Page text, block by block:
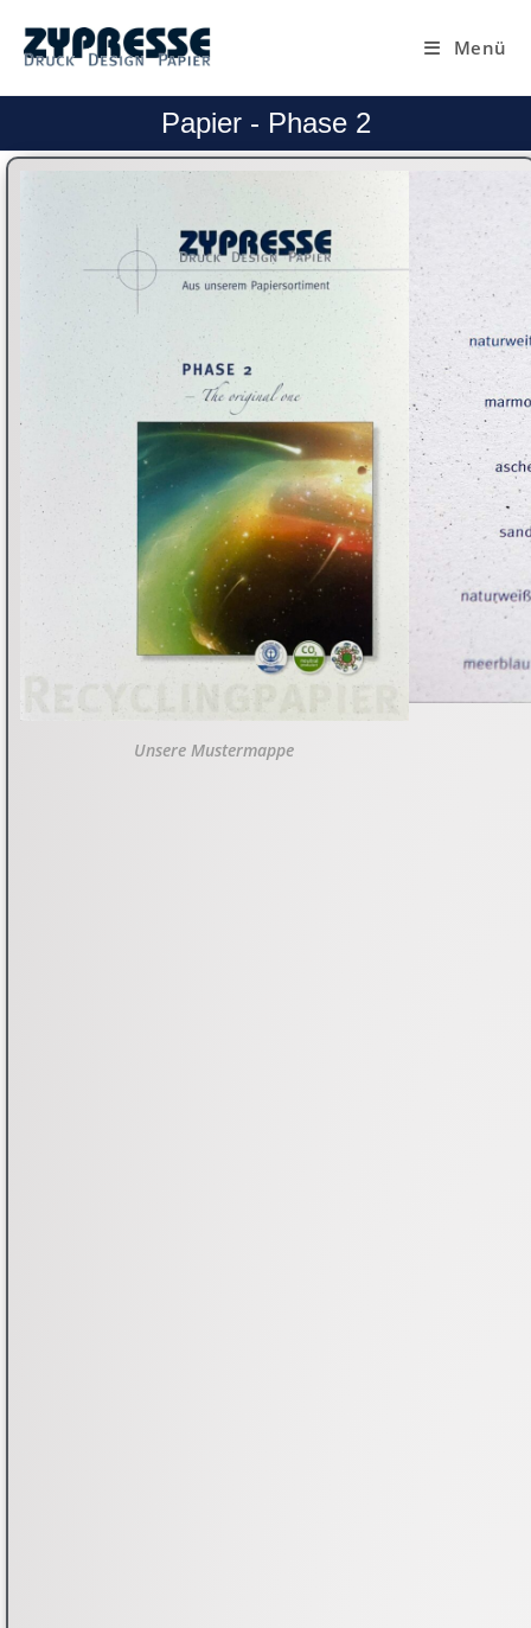
Menü
Papier - Phase 2
Unsere Mustermappe